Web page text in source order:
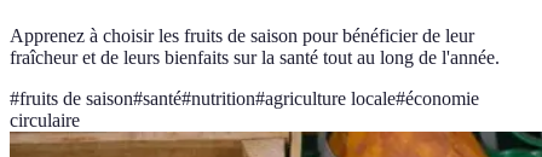
Apprenez à choisir les fruits de saison pour bénéficier de leur
fraîcheur et de leurs bienfaits sur la santé tout au long de l'année.
#fruits de saison#santé#nutrition#agriculture locale#économie
circulaire